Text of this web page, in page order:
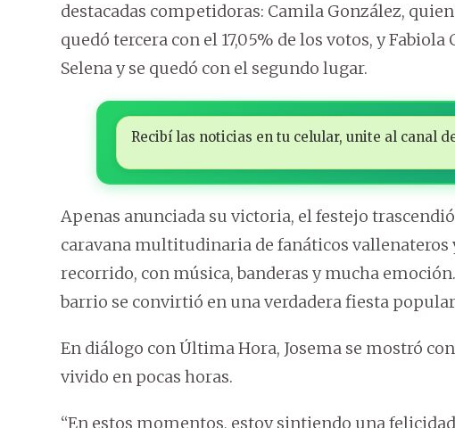
destacadas competidoras: Camila González,
quedó tercera con el 17,05% de los votos, y
Selena y se quedó con el segundo lugar.
Recibí las noticias en tu celular, unite al canal
Apenas anunciada su victoria, el festejo
caravana multitudinaria de fanáticos vallenateros
recorrido, con música, banderas y mucha
barrio se convirtió en una verdadera fiesta
En diálogo con Última Hora, Josema se mostró
vivido en pocas horas.
“En estos momentos, estoy sintiendo una